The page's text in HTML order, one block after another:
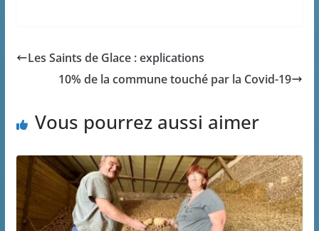
Les Saints de Glace : explications
10% de la commune touché par la Covid-19
Vous pourrez aussi aimer